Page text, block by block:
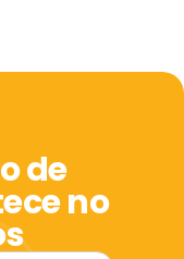
de
no